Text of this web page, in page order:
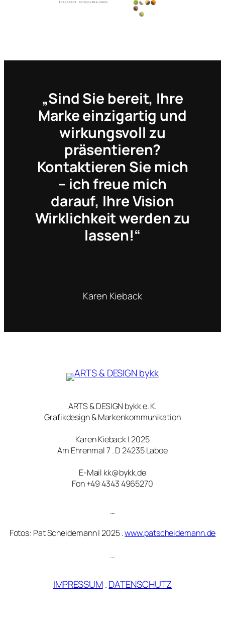
„Sind Sie bereit, Ihre
Marke einzigartig und
wirkungsvoll zu
präsentieren?
Kontaktieren Sie mich
– ich freue mich
darauf, Ihre Vision
Wirklichkeit werden zu
lassen!“
Karen Kieback
ARTS & DESIGN bykk e. K.
Grafikdesign & Markenkommunikation
Karen Kieback | 2025
Am Ehrenmal 7 . D 24235 Laboe
E-Mail kk@bykk.de
Fon +49 4343 4965270
…
Fotos: Pat Scheidemann | 2025 .www.patscheidemann.de
…
IMPRESSUM.DATENSCHUTZ